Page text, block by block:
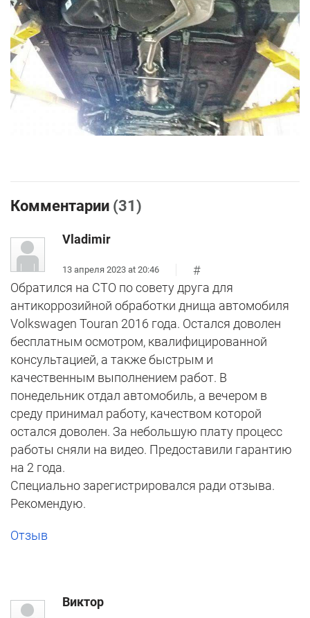
Комментарии (31)
Vladimir
13 апреля 2023 at 20:46
#
Обратился на СТО по совету друга для
антикоррозийной обработки днища автомобиля
Volkswagen Touran 2016 года. Остался доволен
бесплатным осмотром, квалифицированной
консультацией, а также быстрым и
качественным выполнением работ. В
понедельник отдал автомобиль, а вечером в
среду принимал работу, качеством которой
остался доволен. За небольшую плату процесс
работы сняли на видео. Предоставили гарантию
на 2 года.
Специально зарегистрировался ради отзыва.
Рекомендую.
Отзыв
Виктор